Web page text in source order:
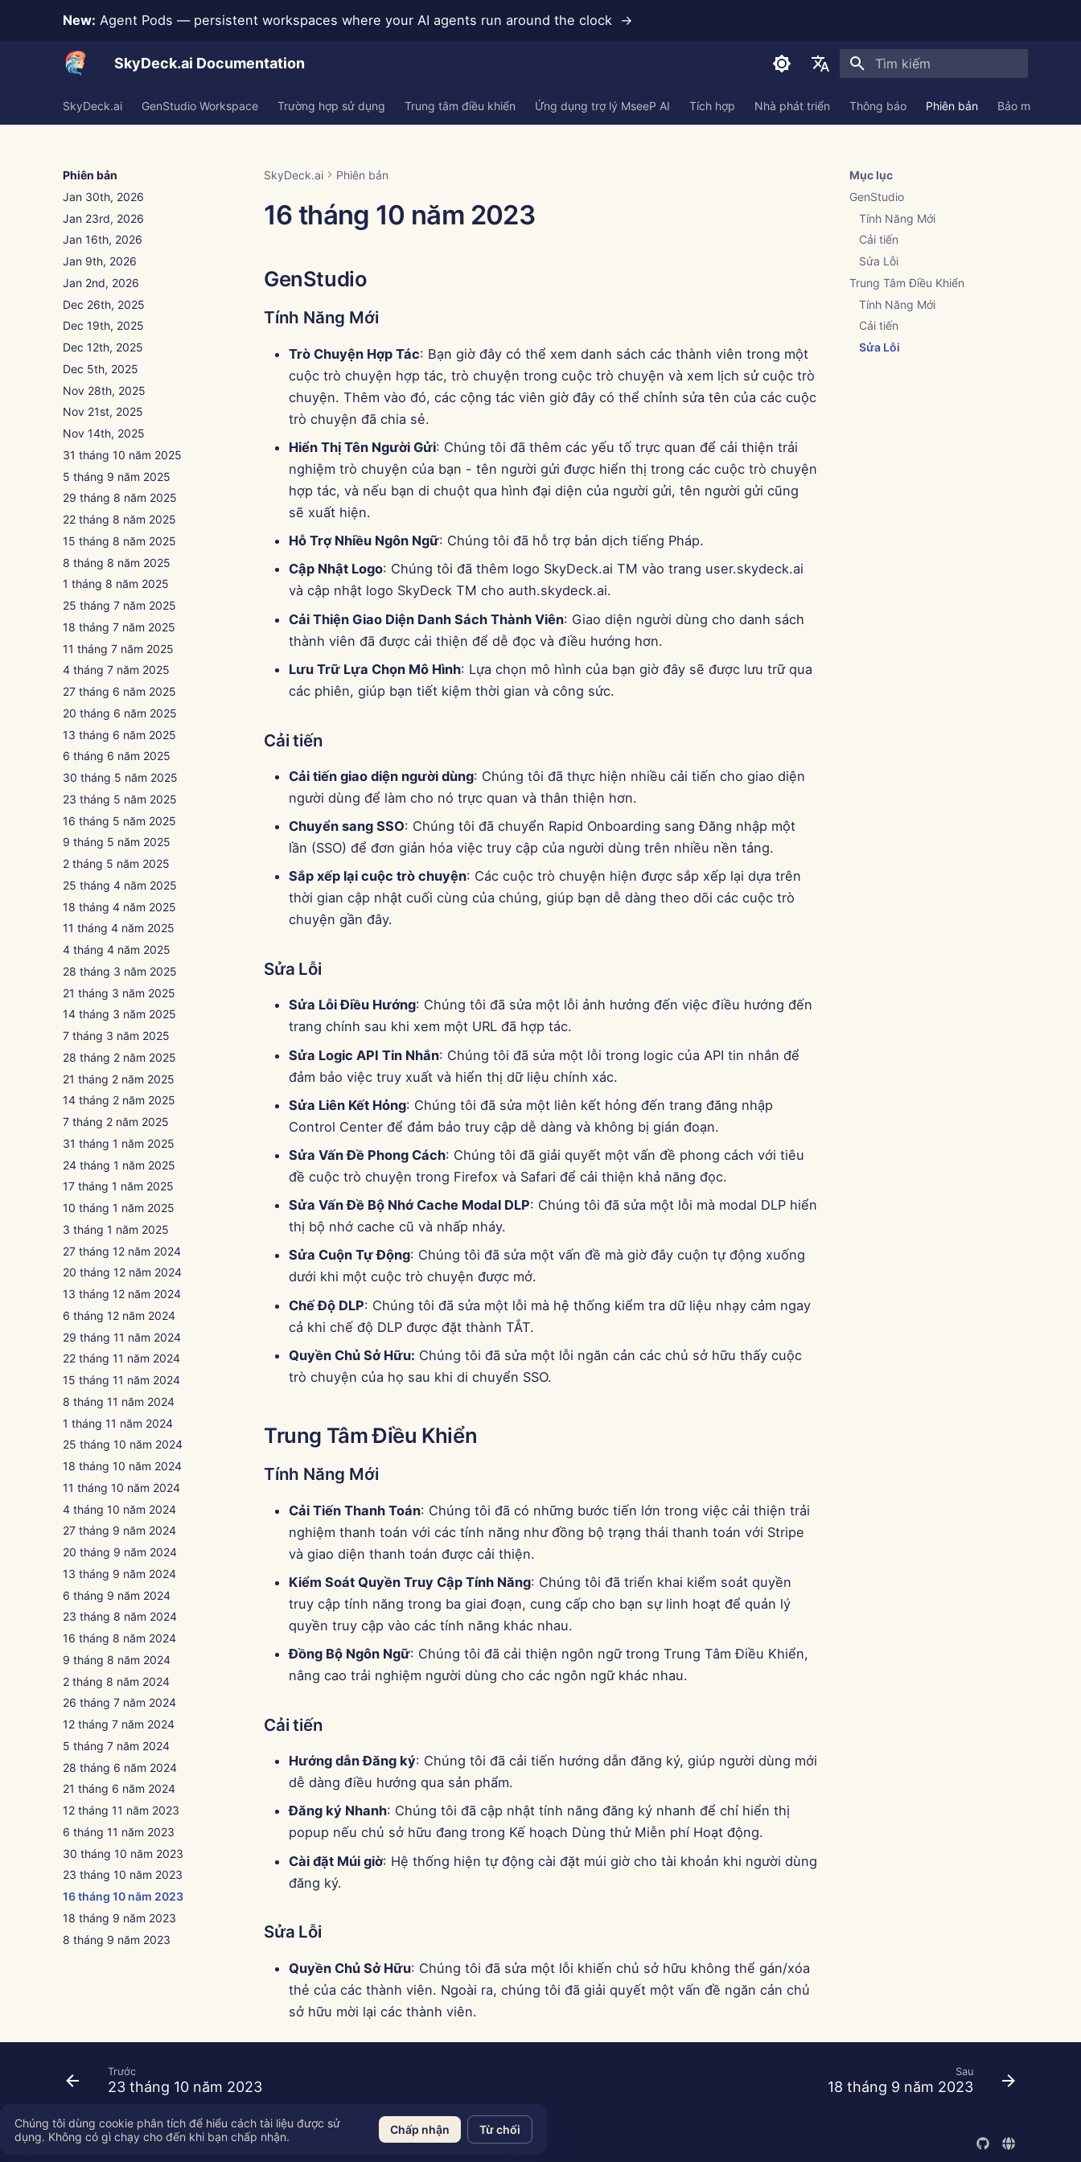
New: Agent Pods — persistent workspaces where your AI agents run around the clock →
SkyDeck.ai Documentation
English
Português
Tiếng Việt
繁體中文
SkyDeck.ai GenStudio Workspace Trường hợp sử dụng Trung tâm điều khiển Ứng dụng trợ lý MseeP AI Tích hợp Nhà phát triển Thông báo Phiên bản Bảo mật
Phiên bản
Jan 30th, 2026
Jan 23rd, 2026
Jan 16th, 2026
Jan 9th, 2026
Jan 2nd, 2026
Dec 26th, 2025
Dec 19th, 2025
Dec 12th, 2025
Dec 5th, 2025
Nov 28th, 2025
Nov 21st, 2025
Nov 14th, 2025
31 tháng 10 năm 2025
5 tháng 9 năm 2025
29 tháng 8 năm 2025
22 tháng 8 năm 2025
15 tháng 8 năm 2025
8 tháng 8 năm 2025
1 tháng 8 năm 2025
25 tháng 7 năm 2025
18 tháng 7 năm 2025
11 tháng 7 năm 2025
4 tháng 7 năm 2025
27 tháng 6 năm 2025
20 tháng 6 năm 2025
13 tháng 6 năm 2025
6 tháng 6 năm 2025
30 tháng 5 năm 2025
23 tháng 5 năm 2025
16 tháng 5 năm 2025
9 tháng 5 năm 2025
2 tháng 5 năm 2025
25 tháng 4 năm 2025
18 tháng 4 năm 2025
11 tháng 4 năm 2025
4 tháng 4 năm 2025
28 tháng 3 năm 2025
21 tháng 3 năm 2025
14 tháng 3 năm 2025
7 tháng 3 năm 2025
28 tháng 2 năm 2025
21 tháng 2 năm 2025
14 tháng 2 năm 2025
7 tháng 2 năm 2025
31 tháng 1 năm 2025
24 tháng 1 năm 2025
17 tháng 1 năm 2025
10 tháng 1 năm 2025
3 tháng 1 năm 2025
27 tháng 12 năm 2024
20 tháng 12 năm 2024
13 tháng 12 năm 2024
6 tháng 12 năm 2024
29 tháng 11 năm 2024
22 tháng 11 năm 2024
15 tháng 11 năm 2024
8 tháng 11 năm 2024
1 tháng 11 năm 2024
25 tháng 10 năm 2024
18 tháng 10 năm 2024
11 tháng 10 năm 2024
4 tháng 10 năm 2024
27 tháng 9 năm 2024
20 tháng 9 năm 2024
13 tháng 9 năm 2024
6 tháng 9 năm 2024
23 tháng 8 năm 2024
16 tháng 8 năm 2024
9 tháng 8 năm 2024
2 tháng 8 năm 2024
26 tháng 7 năm 2024
12 tháng 7 năm 2024
5 tháng 7 năm 2024
28 tháng 6 năm 2024
21 tháng 6 năm 2024
12 tháng 11 năm 2023
6 tháng 11 năm 2023
30 tháng 10 năm 2023
23 tháng 10 năm 2023
16 tháng 10 năm 2023
18 tháng 9 năm 2023
8 tháng 9 năm 2023
Mục lục
GenStudio
Tính Năng Mới
Cải tiến
Sửa Lỗi
Trung Tâm Điều Khiển
Tính Năng Mới
Cải tiến
Sửa Lỗi
SkyDeck.ai Phiên bản
16 tháng 10 năm 2023
GenStudio
Tính Năng Mới
Trò Chuyện Hợp Tác: Bạn giờ đây có thể xem danh sách các thành viên trong một
cuộc trò chuyện hợp tác, trò chuyện trong cuộc trò chuyện và xem lịch sử cuộc trò
chuyện. Thêm vào đó, các cộng tác viên giờ đây có thể chỉnh sửa tên của các cuộc
trò chuyện đã chia sẻ.
Hiển Thị Tên Người Gửi: Chúng tôi đã thêm các yếu tố trực quan để cải thiện trải
nghiệm trò chuyện của bạn - tên người gửi được hiển thị trong các cuộc trò chuyện
hợp tác, và nếu bạn di chuột qua hình đại diện của người gửi, tên người gửi cũng
sẽ xuất hiện.
Hỗ Trợ Nhiều Ngôn Ngữ: Chúng tôi đã hỗ trợ bản dịch tiếng Pháp.
Cập Nhật Logo: Chúng tôi đã thêm logo SkyDeck.ai TM vào trang user.skydeck.ai
và cập nhật logo SkyDeck TM cho auth.skydeck.ai.
Cải Thiện Giao Diện Danh Sách Thành Viên: Giao diện người dùng cho danh sách
thành viên đã được cải thiện để dễ đọc và điều hướng hơn.
Lưu Trữ Lựa Chọn Mô Hình: Lựa chọn mô hình của bạn giờ đây sẽ được lưu trữ qua
các phiên, giúp bạn tiết kiệm thời gian và công sức.
Cải tiến
Cải tiến giao diện người dùng: Chúng tôi đã thực hiện nhiều cải tiến cho giao diện
người dùng để làm cho nó trực quan và thân thiện hơn.
Chuyển sang SSO: Chúng tôi đã chuyển Rapid Onboarding sang Đăng nhập một
lần (SSO) để đơn giản hóa việc truy cập của người dùng trên nhiều nền tảng.
Sắp xếp lại cuộc trò chuyện: Các cuộc trò chuyện hiện được sắp xếp lại dựa trên
thời gian cập nhật cuối cùng của chúng, giúp bạn dễ dàng theo dõi các cuộc trò
chuyện gần đây.
Sửa Lỗi
Sửa Lỗi Điều Hướng: Chúng tôi đã sửa một lỗi ảnh hưởng đến việc điều hướng đến
trang chính sau khi xem một URL đã hợp tác.
Sửa Logic API Tin Nhắn: Chúng tôi đã sửa một lỗi trong logic của API tin nhắn để
đảm bảo việc truy xuất và hiển thị dữ liệu chính xác.
Sửa Liên Kết Hỏng: Chúng tôi đã sửa một liên kết hỏng đến trang đăng nhập
Control Center để đảm bảo truy cập dễ dàng và không bị gián đoạn.
Sửa Vấn Đề Phong Cách: Chúng tôi đã giải quyết một vấn đề phong cách với tiêu
đề cuộc trò chuyện trong Firefox và Safari để cải thiện khả năng đọc.
Sửa Vấn Đề Bộ Nhớ Cache Modal DLP: Chúng tôi đã sửa một lỗi mà modal DLP hiển
thị bộ nhớ cache cũ và nhấp nháy.
Sửa Cuộn Tự Động: Chúng tôi đã sửa một vấn đề mà giờ đây cuộn tự động xuống
dưới khi một cuộc trò chuyện được mở.
Chế Độ DLP: Chúng tôi đã sửa một lỗi mà hệ thống kiểm tra dữ liệu nhạy cảm ngay
cả khi chế độ DLP được đặt thành TẮT.
Quyền Chủ Sở Hữu: Chúng tôi đã sửa một lỗi ngăn cản các chủ sở hữu thấy cuộc
trò chuyện của họ sau khi di chuyển SSO.
Trung Tâm Điều Khiển
Tính Năng Mới
Cải Tiến Thanh Toán: Chúng tôi đã có những bước tiến lớn trong việc cải thiện trải
nghiệm thanh toán với các tính năng như đồng bộ trạng thái thanh toán với Stripe
và giao diện thanh toán được cải thiện.
Kiểm Soát Quyền Truy Cập Tính Năng: Chúng tôi đã triển khai kiểm soát quyền
truy cập tính năng trong ba giai đoạn, cung cấp cho bạn sự linh hoạt để quản lý
quyền truy cập vào các tính năng khác nhau.
Đồng Bộ Ngôn Ngữ: Chúng tôi đã cải thiện ngôn ngữ trong Trung Tâm Điều Khiển,
nâng cao trải nghiệm người dùng cho các ngôn ngữ khác nhau.
Cải tiến
Hướng dẫn Đăng ký: Chúng tôi đã cải tiến hướng dẫn đăng ký, giúp người dùng mới
dễ dàng điều hướng qua sản phẩm.
Đăng ký Nhanh: Chúng tôi đã cập nhật tính năng đăng ký nhanh để chỉ hiển thị
popup nếu chủ sở hữu đang trong Kế hoạch Dùng thử Miễn phí Hoạt động.
Cài đặt Múi giờ: Hệ thống hiện tự động cài đặt múi giờ cho tài khoản khi người dùng
đăng ký.
Sửa Lỗi
Quyền Chủ Sở Hữu: Chúng tôi đã sửa một lỗi khiến chủ sở hữu không thể gán/xóa
thẻ của các thành viên. Ngoài ra, chúng tôi đã giải quyết một vấn đề ngăn cản chủ
sở hữu mời lại các thành viên.
Trước
23 tháng 10 năm 2023
Sau
18 tháng 9 năm 2023
Copyright © 2026 SkyDeck AI Inc.
Chúng tôi dùng cookie phân tích để hiểu cách tài liệu được sử
dụng. Không có gì chạy cho đến khi bạn chấp nhận.
Chấp nhận Từ chối